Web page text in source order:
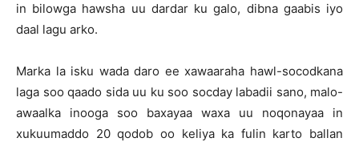
in bilowga hawsha uu dardar ku galo, dibna gaabis iyo
daal lagu arko.
Marka la isku wada daro ee xawaaraha hawl-socodkana
laga soo qaado sida uu ku soo socday labadii sano, malo-
awaalka inooga soo baxayaa waxa uu noqonayaa in
xukuumaddo 20 qodob oo keliya ka fulin karto ballan